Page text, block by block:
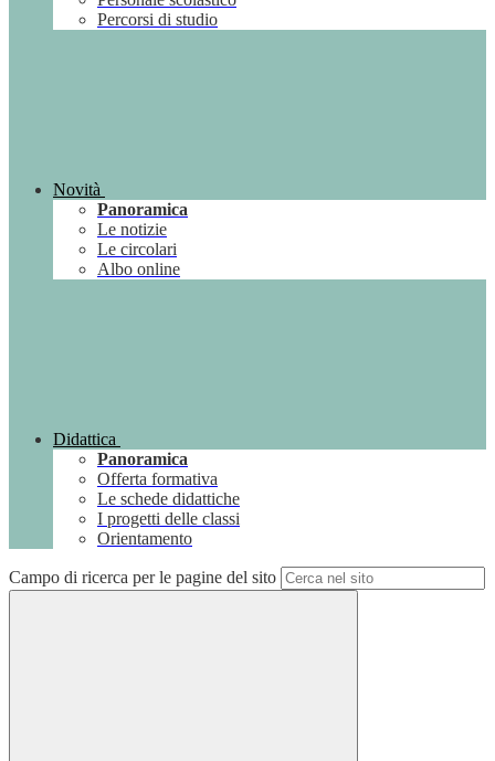
Percorsi di studio
Novità
Panoramica
Le notizie
Le circolari
Albo online
Didattica
Panoramica
Offerta formativa
Le schede didattiche
I progetti delle classi
Orientamento
Campo di ricerca per le pagine del sito